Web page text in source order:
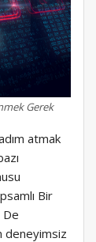
Gerek
atmak
Bir
De
deneyimsiz